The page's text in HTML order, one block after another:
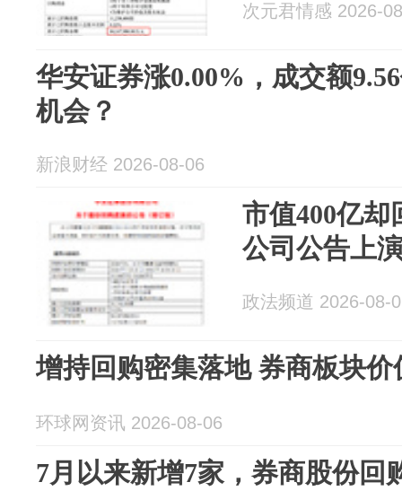
次元君情感 2026-
华安证券涨0.00%，成交额
机会？
新浪财经 2026-08-06
市值400亿却
公司公告上
政法频道 2026-08-
增持回购密集落地 券商板块
环球网资讯 2026-08-06
7月以来新增7家，券商股份回